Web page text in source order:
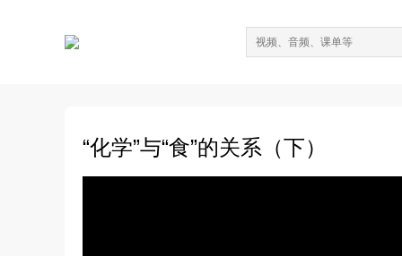
“化学”与“食”的关系（下）